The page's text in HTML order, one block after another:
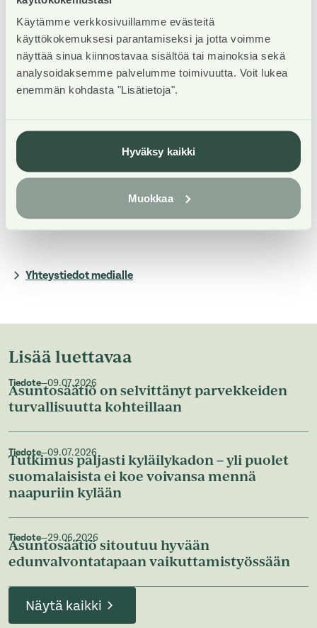
Käytämme verkkosivuillamme evästeitä
käyttökokemuksesi parantamiseksi ja jotta voimme
näyttää sinua kiinnostavaa sisältöä tai mainoksia sekä
analysoidaksemme palvelumme toimivuutta. Voit lukea
enemmän kohdasta "Lisätietoja".
Hyväksy kaikki
Muokkaa
Suurimmissa kaupungeissa asumisoikeuskohteilla on
merkittävä rooli uusia asuinkortteleita
suunniteltaessa sekä asuinalueiden eriytymisen
ehkäisemisessä.
asumisoikeusasuminen keinona kehittää
asuinalueita. Tätä kehityskulkua ei tule pysäyttää,
vaan alueiden ja asumismuotojen
monimuotoistumista on jatkossakin tuettava
asumisoikeusasumisen keinoin”, toteaa Kankainen.
Yhteystiedot medialle
Lisää luettavaa
Tiedote—09.07.2026
Asuntosäätiö on selvittänyt parvekkeiden
turvallisuutta kohteillaan
Tiedote—09.07.2026
Tutkimus paljasti kyläilykadon – yli puolet
suomalaisista ei koe voivansa mennä
naapuriin kylään
Tiedote—29.06.2026
Asuntosäätiö sitoutuu hyvään
edunvalvontatapaan vaikuttamistyössään
Näytä kaikki